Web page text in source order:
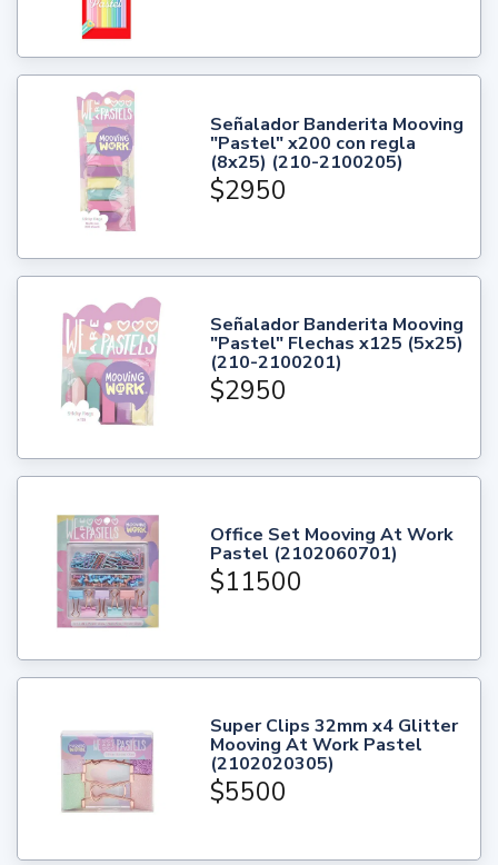
Señalador Banderita Mooving
"Pastel" x200 con regla
(8x25) (210-2100205)
$2950
Señalador Banderita Mooving
"Pastel" Flechas x125 (5x25)
(210-2100201)
$2950
Office Set Mooving At Work
Pastel (2102060701)
$11500
Super Clips 32mm x4 Glitter
Mooving At Work Pastel
(2102020305)
$5500